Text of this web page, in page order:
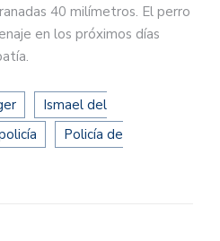
40 milímetros. El perro
en los próximos días
Ismael del
Policía de